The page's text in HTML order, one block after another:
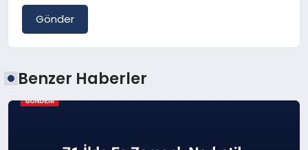
Gönder
Benzer Haberler